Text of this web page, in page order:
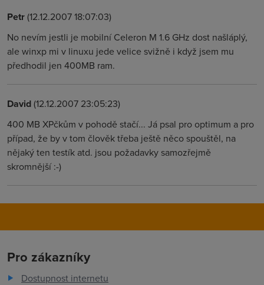
Petr(12.12.2007 18:07:03)
No nevím jestli je mobilní Celeron M 1.6 GHz dost našláplý,
ale winxp mi v linuxu jede velice svižně i když jsem mu
předhodil jen 400MB ram.
David(12.12.2007 23:05:23)
400 MB XPčkům v pohodě stačí... Já psal pro optimum a pro
případ, že by v tom člověk třeba ještě něco spouštěl, na
nějaký ten testík atd. jsou požadavky samozřejmě
skromnější :-)
Pro zákazníky
Dostupnost internetu